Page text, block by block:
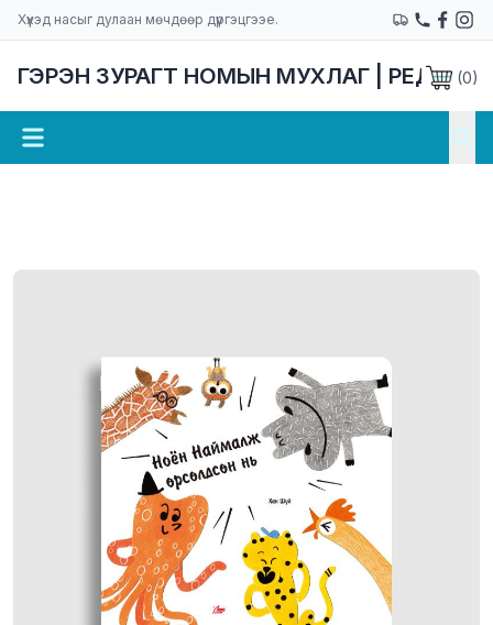
Хүүхэд насыг дулаан мөчдөөр дүүргэцгээе.
ГЭРЭН ЗУРАГТ НОМЫН МУХЛАГ | РЕДАКЦ
(0)